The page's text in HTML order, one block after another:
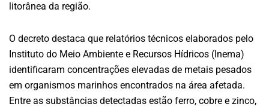
litorânea da região.
O decreto destaca que relatórios técnicos elaborados pelo
Instituto do Meio Ambiente e Recursos Hídricos (Inema)
identificaram concentrações elevadas de metais pesados
em organismos marinhos encontrados na área afetada.
Entre as substâncias detectadas estão ferro, cobre e zinco,